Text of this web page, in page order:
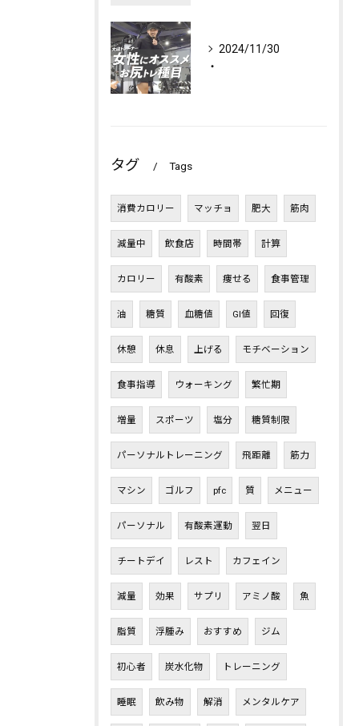
2024/11/30
・
タグ Tags
消費カロリー マッチョ 肥大 筋肉
減量中 飲食店 時間帯 計算
カロリー 有酸素 痩せる 食事管理
油 糖質 血糖値 GI値 回復
休憩 休息 上げる モチベーション
食事指導 ウォーキング 繁忙期
増量 スポーツ 塩分 糖質制限
パーソナルトレーニング 飛距離 筋力
マシン ゴルフ pfc 質 メニュー
パーソナル 有酸素運動 翌日
チートデイ レスト カフェイン
減量 効果 サプリ アミノ酸 魚
脂質 浮腫み おすすめ ジム
初心者 炭水化物 トレーニング
睡眠 飲み物 解消 メンタルケア